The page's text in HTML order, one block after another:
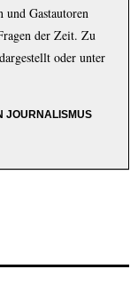
und Gastautoren
der Zeit. Zu
oder unter
JOURNALISMUS